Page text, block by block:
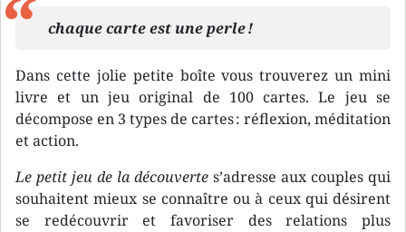
chaque carte est une perle !
Dans cette jolie petite boîte vous trouverez un mini
livre et un jeu original de 100 cartes. Le jeu se
décompose en 3 types de cartes : réflexion, méditation
et action.
Le petit jeu de la découverte s’adresse aux couples qui
souhaitent mieux se connaître ou à ceux qui désirent
se redécouvrir et favoriser des relations plus